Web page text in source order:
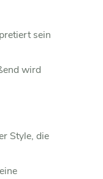
sein
wird
Style, die